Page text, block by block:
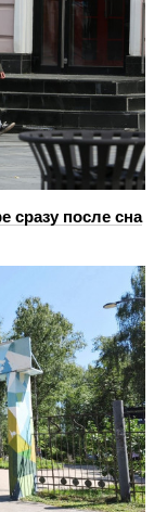
сразу после сна